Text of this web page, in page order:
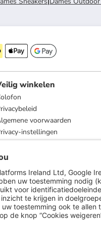
winkelen
voorwaarden
instellingen